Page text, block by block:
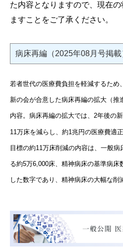
た内容となりますので、現在
ますことをご了承ください。
病床再編（2025年08月号掲載
若者世代の医療費負担を軽減するため
新の会が合意した病床再編の拡大（推
内容。病床再編の拡大では、 2年後の
11 万床を減らし、約1 兆円の医療費適
目標の約11 万床削減の内容は、一般病
る約5万6,000床、精神病床の基準病床
した数字であり、精神病床の大幅な削